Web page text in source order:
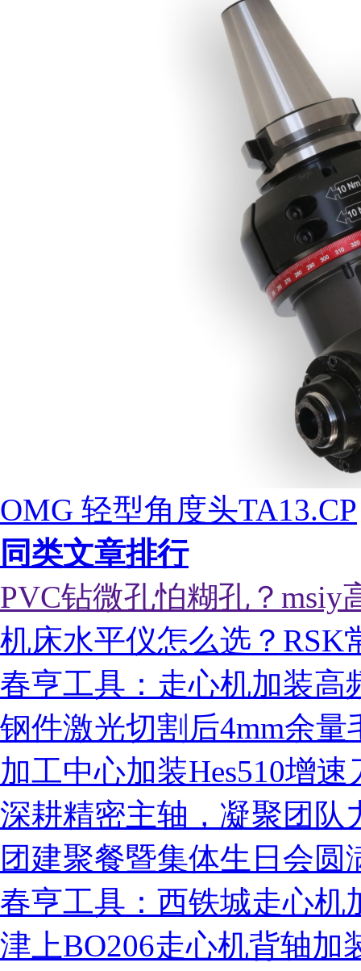
OMG 轻型角度头TA13.CP
同类文章排行
PVC钻微孔怕糊孔？msiy
机床水平仪怎么选？RSK
春亨工具：走心机加装高
钢件激光切割后4mm余
加工中心加装Hes510增
深耕精密主轴，凝聚团队
团建聚餐暨集体生日会圆
春亨工具：西铁城走心机
津上BO206走心机背轴加